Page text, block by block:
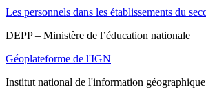
Les personnels dans les établissements du
DEPP – Ministère de l’éducation nationale
Géoplateforme de l'IGN
Institut national de l'information